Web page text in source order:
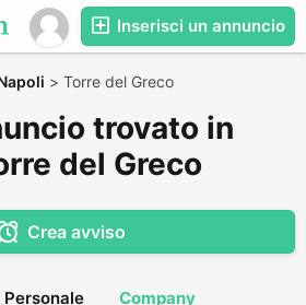
Inserisci un annuncio
> Torre del Greco
trovato in
del Greco
Crea avviso
Personale Company